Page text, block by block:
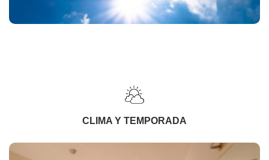
CLIMA Y TEMPORADA